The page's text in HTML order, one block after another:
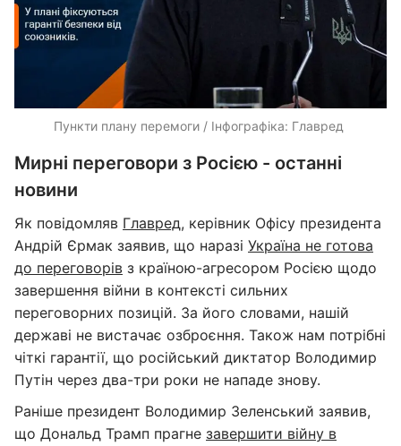
Пункти плану перемоги / Інфографіка: Главред ​
Мирні переговори з Росією - останні
новини
Як повідомляв Главред, керівник Офісу президента
Андрій Єрмак заявив, що наразі Україна не готова
до переговорів з країною-агресором Росією щодо
завершення війни в контексті сильних
переговорних позицій. За його словами, нашій
державі не вистачає озброєння. Також нам потрібні
чіткі гарантії, що російський диктатор Володимир
Путін через два-три роки не нападе знову.
Раніше президент Володимир Зеленський заявив,
що Дональд Трамп прагне завершити війну в